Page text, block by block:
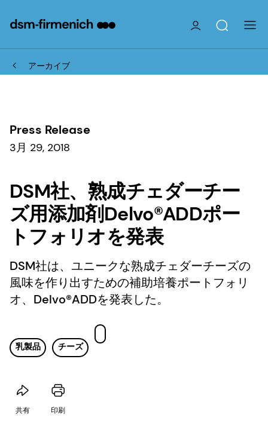
アーカイブ
Press Release
3月 29, 2018
DSM社、熟成チェダーチー
ズ用添加剤Delvo®ADDポー
トフォリオを発表
DSM社は、ユニークな熟成チェダーチーズの
風味を作り出すための補助培養ポートフォリ
オ、Delvo®ADDを発表した。
乳製品 チーズ
共有 印刷